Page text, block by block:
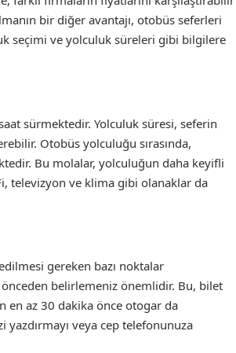
bir diğer avantajı, otobüs seferleri
seçimi ve yolculuk süreleri gibi bilgilere
sürmektedir. Yolculuk süresi, seferin
Otobüs yolculuğu sırasında,
Bu molalar, yolculuğun daha keyifli
televizyon ve klima gibi olanaklar da
gereken bazı noktalar
belirlemeniz önemlidir. Bu, bilet
en az 30 dakika önce otogar da
yazdırmayı veya cep telefonunuza